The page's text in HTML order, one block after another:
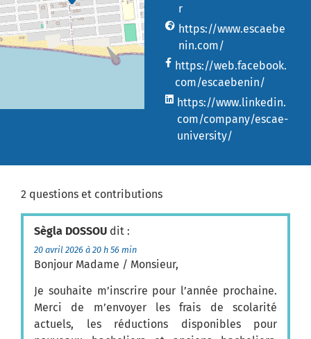
r
https://www.escaebe
nin.com/
https://web.facebook.
com/escaebenin/
https://www.linkedin.
com/company/escae-
university/
2 questions et contributions
Sègla DOSSOU dit :
20 avril 2026 à 20 h 56 min
Bonjour Madame / Monsieur,
Je souhaite m’inscrire pour l’année prochaine.
Merci de m’envoyer les frais de scolarité
actuels, les réductions disponibles pour